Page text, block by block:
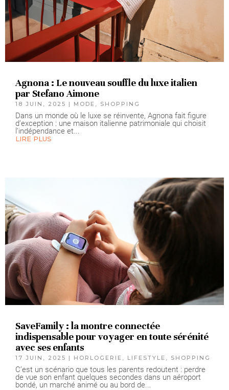
Agnona : Le nouveau souffle du luxe italien
par Stefano Aimone
18 JUIN, 2025 | MODE , SHOPPING
Dans un monde où le luxe se réinvente, Agnona fait figure
d’exception : une maison italienne patrimoniale qui choisit
l’indépendance et...
LIRE PLUS
SaveFamily : la montre connectée
indispensable pour voyager en toute sérénité
avec ses enfants
17 JUIN, 2025 | HORLOGERIE , LIFESTYLE , SHOPPING
C’est un scénario que tous les parents redoutent : perdre
de vue son enfant quelques secondes dans un aéroport
bondé, un marché animé ou au bord de...